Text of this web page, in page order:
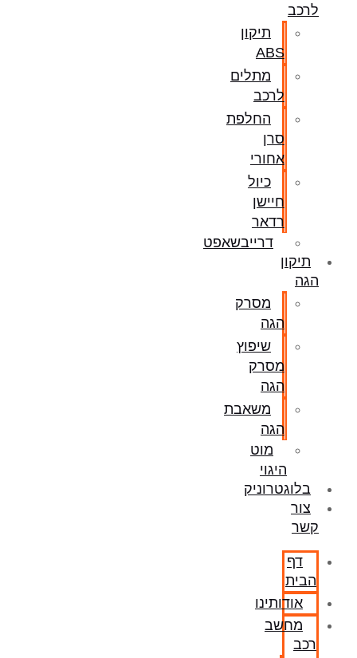
לרכב
תיקון
ABS
מתלים
לרכב
החלפת
סרן
אחורי
כיול
חיישן
רדאר
דרייבשאפט
תיקון
הגה
מסרק
הגה
שיפוץ
מסרק
הגה
משאבת
הגה
מוט
היגוי
בלוגטרוניק
צור
קשר
דף
הבית
אודותינו
מחשב
רכב